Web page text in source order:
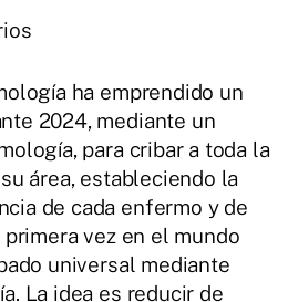
ha emprendido un
2024, mediante un
para cribar a toda la
área, estableciendo la
de cada enfermo y de
vez en el mundo
universal mediante
La idea es reducir de